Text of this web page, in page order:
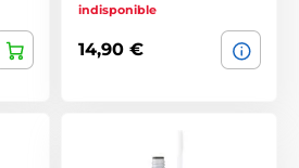
indisponible
14,90 €